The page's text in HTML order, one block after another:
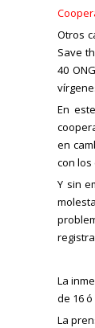
Otros
Save
40
En
en
con
Y sin
La
de 16
La